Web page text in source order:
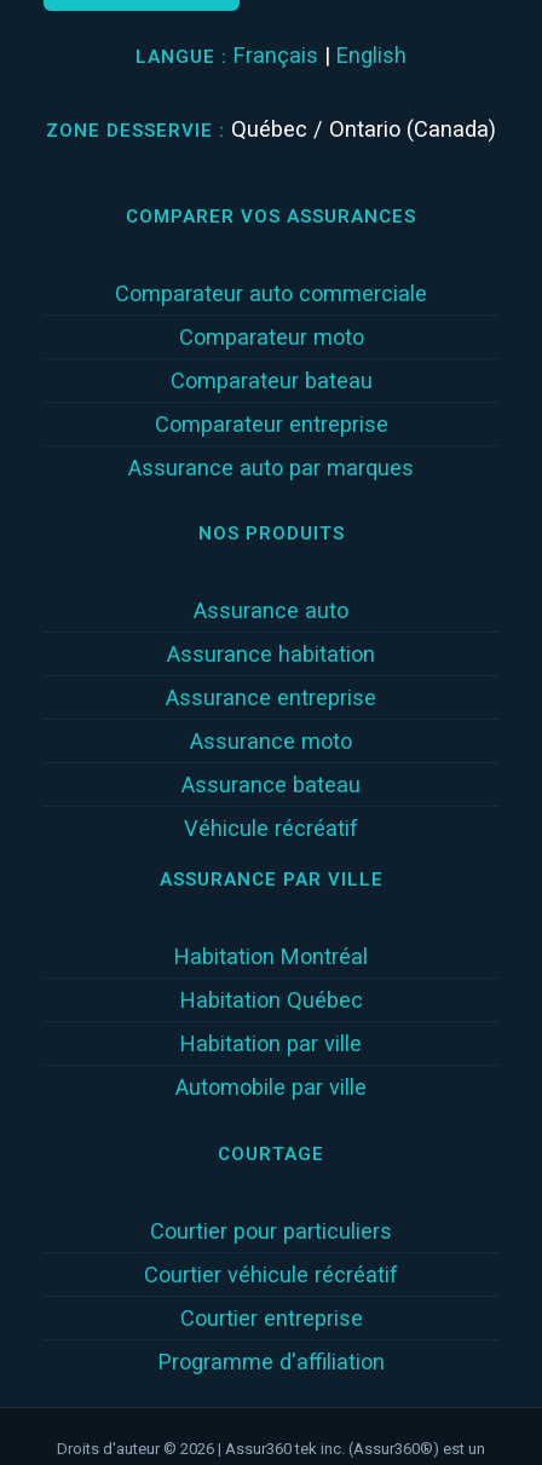
LANGUE : Français | English
ZONE DESSERVIE : Québec / Ontario (Canada)
COMPARER VOS ASSURANCES
Comparateur auto commerciale
Comparateur moto
Comparateur bateau
Comparateur entreprise
Assurance auto par marques
NOS PRODUITS
Assurance auto
Assurance habitation
Assurance entreprise
Assurance moto
Assurance bateau
Véhicule récréatif
ASSURANCE PAR VILLE
Habitation Montréal
Habitation Québec
Habitation par ville
Automobile par ville
COURTAGE
Courtier pour particuliers
Courtier véhicule récréatif
Courtier entreprise
Programme d'affiliation
Droits d'auteur © 2026 | Assur360 tek inc. (Assur360®) est un